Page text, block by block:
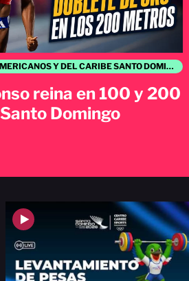
JUEGOS CENTROAMERICANOS Y DEL CARIBE SANTO DOMINGO 2026
reina en 100 y 200
Domingo